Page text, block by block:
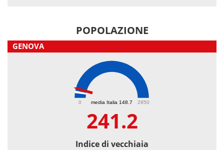
POPOLAZIONE
GENOVA
media Italia 148.7
0 2850
241.2
Indice di vecchiaia